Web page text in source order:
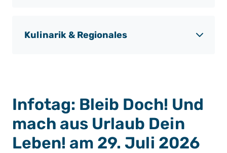
Kulinarik & Regionales
Infotag: Bleib Doch! Und
mach aus Urlaub Dein
Leben! am 29. Juli 2026